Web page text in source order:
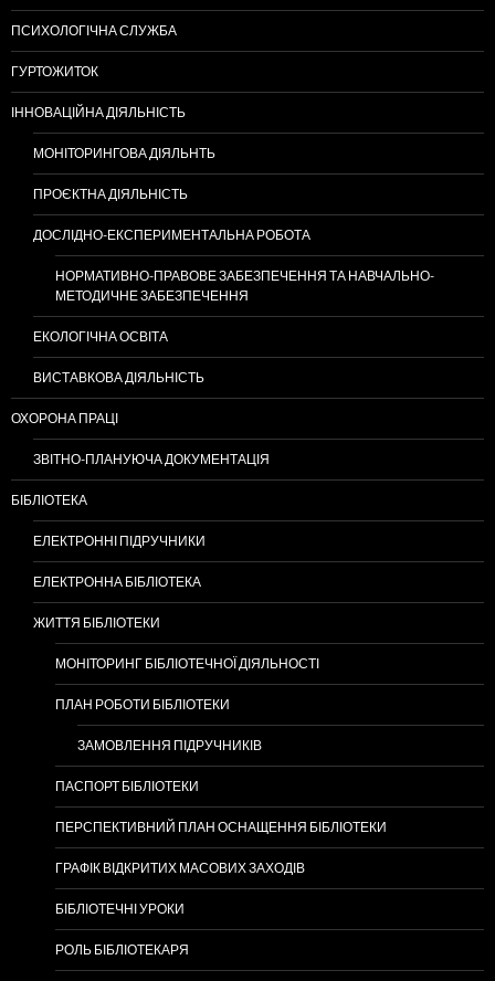
ПСИХОЛОГІЧНА СЛУЖБА
ГУРТОЖИТОК
ІННОВАЦІЙНА ДІЯЛЬНІСТЬ
МОНІТОРИНГОВА ДІЯЛЬНТЬ
ПРОЄКТНА ДІЯЛЬНІСТЬ
ДОСЛІДНО-ЕКСПЕРИМЕНТАЛЬНА РОБОТА
НОРМАТИВНО-ПРАВОВЕ ЗАБЕЗПЕЧЕННЯ ТА НАВЧАЛЬНО-
МЕТОДИЧНЕ ЗАБЕЗПЕЧЕННЯ
ЕКОЛОГІЧНА ОСВІТА
ВИСТАВКОВА ДІЯЛЬНІСТЬ
ОХОРОНА ПРАЦІ
ЗВІТНО-ПЛАНУЮЧА ДОКУМЕНТАЦІЯ
БІБЛІОТЕКА
ЕЛЕКТРОННІ ПІДРУЧНИКИ
ЕЛЕКТРОННА БІБЛІОТЕКА
ЖИТТЯ БІБЛІОТЕКИ
МОНІТОРИНГ БІБЛІОТЕЧНОЇ ДІЯЛЬНОСТІ
ПЛАН РОБОТИ БІБЛІОТЕКИ
ЗАМОВЛЕННЯ ПІДРУЧНИКІВ
ПАСПОРТ БІБЛІОТЕКИ
ПЕРСПЕКТИВНИЙ ПЛАН ОСНАЩЕННЯ БІБЛІОТЕКИ
ГРАФІК ВІДКРИТИХ МАСОВИХ ЗАХОДІВ
БІБЛІОТЕЧНІ УРОКИ
РОЛЬ БІБЛІОТЕКАРЯ